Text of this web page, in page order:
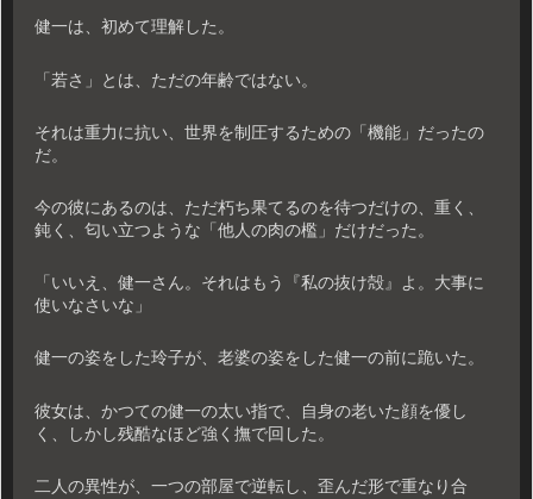
健一は、初めて理解した。
「若さ」とは、ただの年齢ではない。
それは重力に抗い、世界を制圧するための「機能」だったの
だ。
今の彼にあるのは、ただ朽ち果てるのを待つだけの、重く、
鈍く、匂い立つような「他人の肉の檻」だけだった。
「いいえ、健一さん。それはもう『私の抜け殻』よ。大事に
使いなさいな」
健一の姿をした玲子が、老婆の姿をした健一の前に跪いた。
彼女は、かつての健一の太い指で、自身の老いた顔を優し
く、しかし残酷なほど強く撫で回した。
二人の異性が、一つの部屋で逆転し、歪んだ形で重なり合